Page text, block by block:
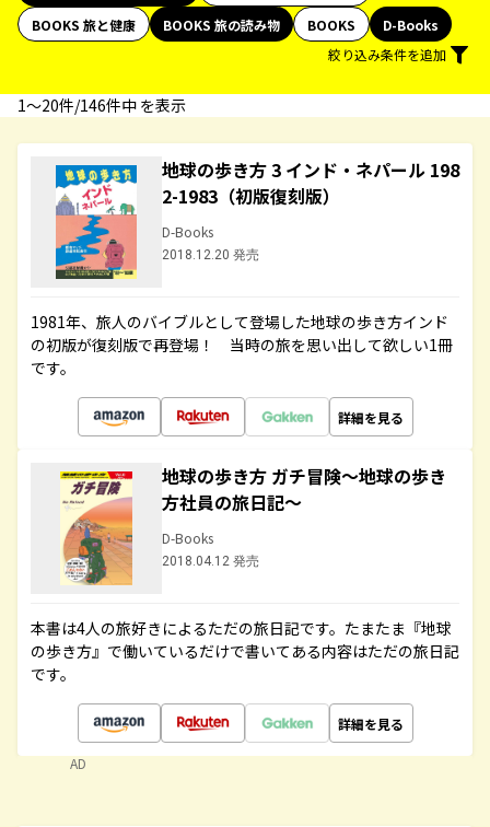
BOOKS 旅と健康
BOOKS 旅の読み物 BOOKS
D-Books
絞り込み条件を追加
1〜20件/146件中 を表示
地球の歩き方 3 インド・ネパール 198
2-1983（初版復刻版）
D-Books
2018.12.20 発売
1981年、旅人のバイブルとして登場した地球の歩き方インド
の初版が復刻版で再登場！ 当時の旅を思い出して欲しい1冊
です。
詳細を見る
地球の歩き方 ガチ冒険～地球の歩き
方社員の旅日記～
D-Books
2018.04.12 発売
本書は4人の旅好きによるただの旅日記です。たまたま『地球
の歩き方』で働いているだけで書いてある内容はただの旅日記
です。
詳細を見る
AD